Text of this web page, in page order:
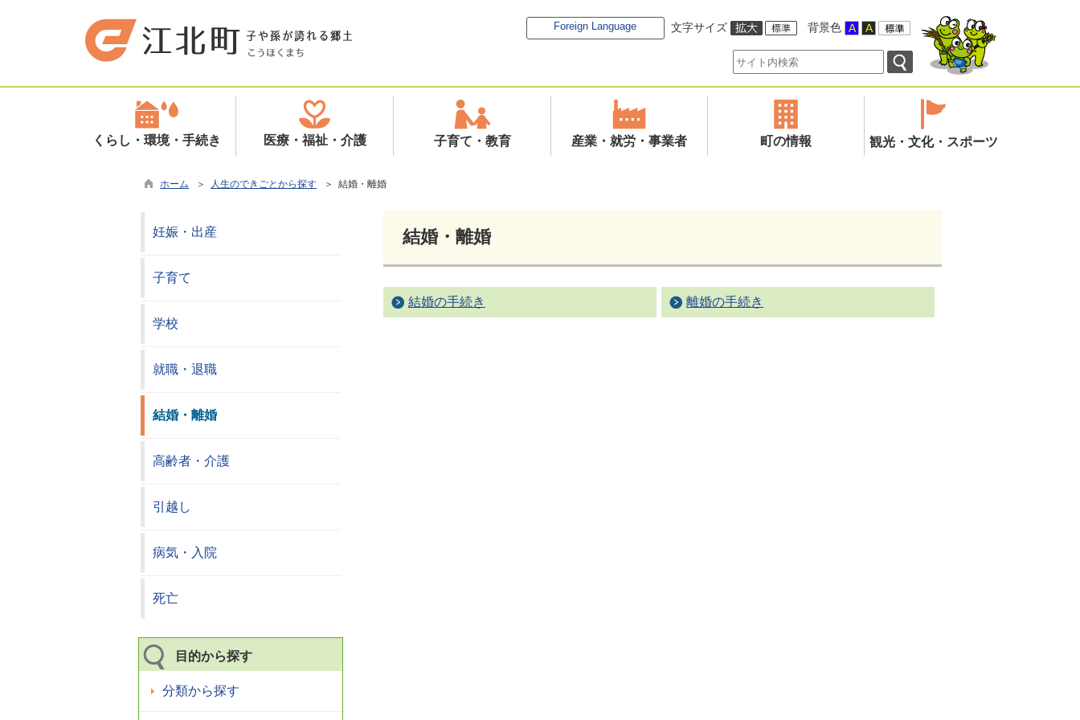
Foreign Language 文字サイズ 背景色
くらし・環境・手続き 医療・福祉・介護 子育て・教育 産業・就労・事業者 町の情報 観光・文化・スポーツ
ホーム ＞ 人生のできごとから探す ＞ 結婚・離婚
結婚・離婚
結婚の手続き 離婚の手続き
妊娠・出産
子育て
学校
就職・退職
結婚・離婚
高齢者・介護
引越し
病気・入院
死亡
目的から探す
分類から探す